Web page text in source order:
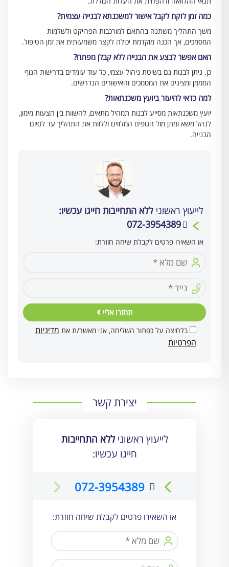
כמה זמן לוקח לקבל אישור למשכנתא לבנייה עצמית?
משך התהליך משתנה בהתאם למורכבות הפרויקט ולשלמות
המסמכים, אך הכנה מוקדמת יכולה לקצר משמעותית את זמן הטיפול.
האם אפשר לבצע את הבנייה ללא קבלן מפתח?
כן. ניתן לבנות גם בשיטת ניהול עצמי, כל עוד עומדים בדרישות הגוף
המממן ומציגים את המסמכים והאישורים הנדרשים.
למה כדאי להיעזר ביועץ משכנתאות?
יועץ משכנתאות מסייע לבנות תמהיל מתאים, להשוות בין הצעות מימון,
לנהל משא ומתן מול הגופים המלווים וללוות את התהליך עד לסיום
הבנייה.
לייעוץ ראשוני ללא התחייבות חייגו עכשיו:
072-3954389
או השאירו פרטים לקבלת שיחה חוזרת:
תחזרו אליי
בלחיצה על כפתור השליחה, אני מאשר/ת את מדיניות
הפרטיות
יצירת קשר
לייעוץ ראשוניללא התחייבות
חייגו עכשיו:
072-3954389
או השאירו פרטים לקבלת שיחה חוזרת: